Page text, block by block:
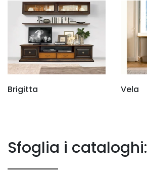
Brigitta Vela
Sfoglia i cataloghi: